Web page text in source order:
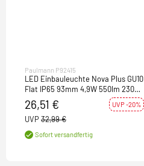
Paulmann P92415
LED Einbauleuchte Nova Plus GU10
Flat IP65 93mm 4,9W 550lm 230V
2700K Eisen gebürstet
26,51 € UVP -20%
UVP 32,99 €
Sofort versandfertig